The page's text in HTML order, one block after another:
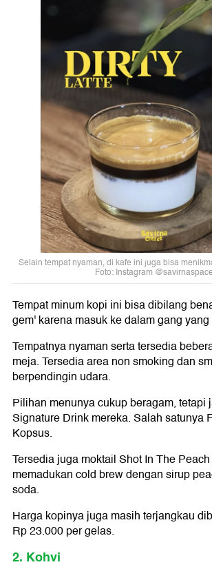
Selain tempat nyaman, di kafe ini juga bisa
Foto: Instagram @savirnaspace
Tempat minum kopi ini bisa dibilang
gem' karena masuk ke dalam gang
Tempatnya nyaman serta tersedia
meja. Tersedia area non smoking dan
berpendingin udara.
Pilihan menunya cukup beragam, tetapi
Signature Drink mereka. Salah satunya
Kopsus.
Tersedia juga moktail Shot In The
memadukan cold brew dengan sirup
soda.
Harga kopinya juga masih terjangkau
Rp 23.000 per gelas.
2. Kohvi